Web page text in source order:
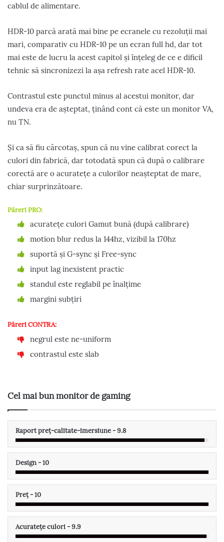
cablul de alimentare.
HDR-10 parcă arată mai bine pe ecranele cu rezoluții mai
mari, comparativ cu HDR-10 pe un ecran full hd, dar tot
mai este de lucru la acest capitol și înțeleg de ce e dificil
tehnic să sincronizezi la așa refresh rate acel HDR-10.
Contrastul este punctul minus al acestui monitor, dar
undeva era de așteptat, ținând cont că este un monitor VA,
nu TN.
Și ca să fiu cârcotaș, spun că nu vine calibrat corect la
culori din fabrică, dar totodată spun că după o calibrare
corectă are o acuratețe a culorilor neașteptat de mare,
chiar surprinzătoare.
Păreri PRO:
acuratețe culori Gamut bună (după calibrare)
motion blur redus la 144hz, vizibil la 170hz
suportă și G-sync și Free-sync
input lag inexistent practic
standul este reglabil pe înalțime
margini subțiri
Păreri CONTRA:
negrul este ne-uniform
contrastul este slab
Cel mai bun monitor de gaming
Raport preț-calitate-imersiune - 9.8
Design - 10
Preț - 10
Acuratețe culori - 9.9